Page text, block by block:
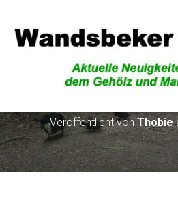
Veröffentlicht vonThobie